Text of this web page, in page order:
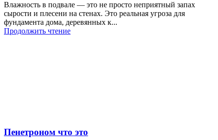
Влажность в подвале — это не просто неприятный запах
сырости и плесени на стенах. Это реальная угроза для
фундамента дома, деревянных к...
Продолжить чтение
Пенетроном что это